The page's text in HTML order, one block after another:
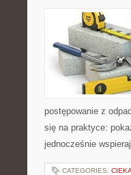
postępowanie z
się na praktyce:
jednocześnie
CATEGORIES: